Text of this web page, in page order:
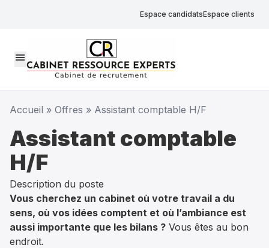
Espace candidatsEspace clients
menu
Accueil » Offres » Assistant comptable H/F
Assistant comptable
H/F
Description du poste
Vous cherchez un cabinet où votre travail a du
sens, où vos idées comptent et où l’ambiance est
aussi importante que les bilans ? Vous êtes au bon
endroit.